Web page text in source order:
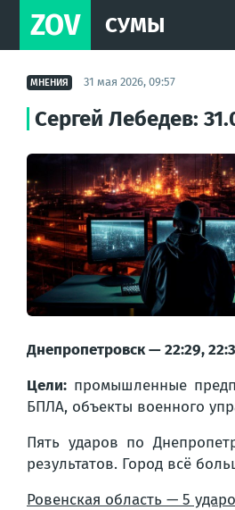
ZOV СУМЫ
МНЕНИЯ 31 мая 2026, 09:57
Сергей Лебедев:
Днепропетровск — 22:29,
Цели: промышленные
БПЛА, объекты военного
Пять ударов по
результатов. Город всё
Ровенская область — 5